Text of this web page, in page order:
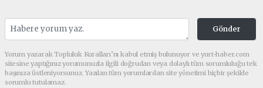
Gönder
Yorum yazarak Topluluk Kuralları’nı kabul etmiş bulunuyor ve yurt-haber.com
sitesine yaptığınız yorumunuzla ilgili doğrudan veya dolaylı tüm sorumluluğu tek
başınıza üstleniyorsunuz. Yazılan tüm yorumlardan site yönetimi hiçbir şekilde
sorumlu tutulamaz.